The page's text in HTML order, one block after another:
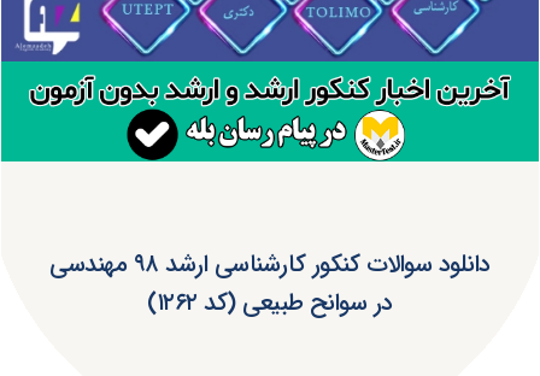
دانلود سوالات کنکور کارشناسی ارشد ۹۸ مهندسی
در سوانح طبیعی (کد ۱۲۶۲)